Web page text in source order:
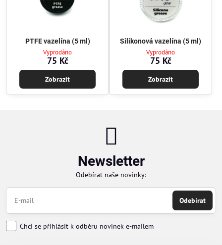
PTFE vazelína (5 ml)
Vyprodáno
75 Kč
Zobrazit
Silikonová vazelína (5 ml)
Vyprodáno
75 Kč
Zobrazit
Newsletter
Odebírat naše novinky:
Odebírat
Chci se přihlásit k odběru novinek e-mailem